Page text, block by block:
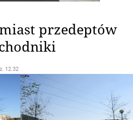
przedeptów
12.32